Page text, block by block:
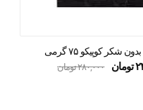
شکر کوپیکو ۷۵ گرمی
۲۸۰,۰۰۰تومان تومان